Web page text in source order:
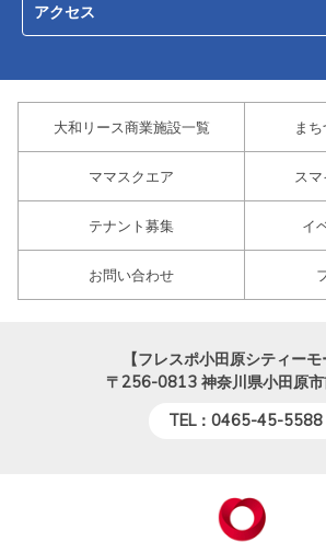
アクセス
大和リース商業施設一覧 ま
ママスクエア ス
テナント募集 イ
お問い合わせ
【フレスポ小田原シティーモ
〒256-0813 神奈川県小田原
TEL：0465-45-5588